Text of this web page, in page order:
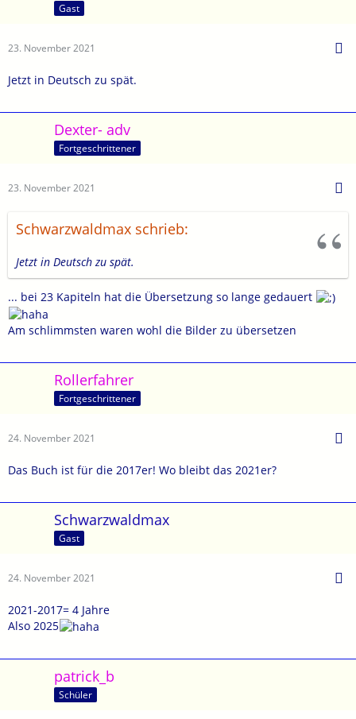
Gast
23. November 2021
Jetzt in Deutsch zu spät.
Dexter- adv
Fortgeschrittener
23. November 2021
Schwarzwaldmax schrieb:
Jetzt in Deutsch zu spät.
... bei 23 Kapiteln hat die Übersetzung so lange gedauert
Am schlimmsten waren wohl die Bilder zu übersetzen
Rollerfahrer
Fortgeschrittener
24. November 2021
Das Buch ist für die 2017er! Wo bleibt das 2021er?
Schwarzwaldmax
Gast
24. November 2021
2021-2017= 4 Jahre
Also 2025
patrick_b
Schüler